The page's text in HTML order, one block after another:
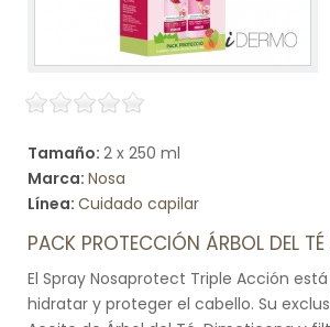
Tamaño: 2 x 250 ml
Marca: Nosa
Línea: Cuidado capilar
PACK PROTECCIÓN ÁRBOL DEL TÉ
El Spray Nosaprotect Triple Acción
hidratar y proteger el cabello. Su